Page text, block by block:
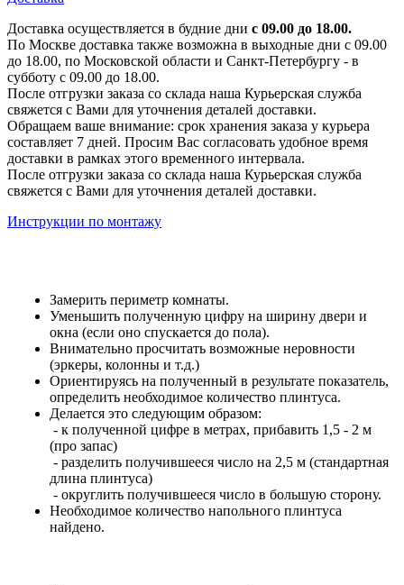
Доставка осуществляется в будние дни с 09.00 до 18.00.
По Москве доставка также возможна в выходные дни с 09.00
до 18.00, по Московской области и Санкт-Петербургу - в
субботу с 09.00 до 18.00.
После отгрузки заказа со склада наша Курьерская служба
свяжется с Вами для уточнения деталей доставки.
Обращаем ваше внимание: срок хранения заказа у курьера
составляет 7 дней. Просим Вас согласовать удобное время
доставки в рамках этого временного интервала.
После отгрузки заказа со склада наша Курьерская служба
свяжется с Вами для уточнения деталей доставки.
Инструкции по монтажу
Замерить периметр комнаты.
Уменьшить полученную цифру на ширину двери и
окна (если оно спускается до пола).
Внимательно просчитать возможные неровности
(эркеры, колонны и т.д.)
Ориентируясь на полученный в результате показатель,
определить необходимое количество плинтуса.
Делается это следующим образом:
- к полученной цифре в метрах, прибавить 1,5 - 2 м
(про запас)
- разделить получившееся число на 2,5 м (стандартная
длина плинтуса)
- округлить получившееся число в большую сторону.
Необходимое количество напольного плинтуса
найдено.